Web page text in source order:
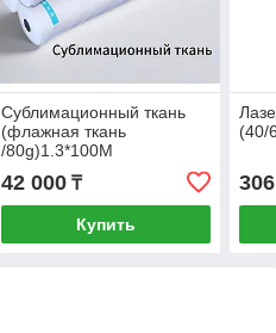
Сублимационный ткань
(флажная ткань
/80g)1.3*100M
42 000₸
Купить
(40/